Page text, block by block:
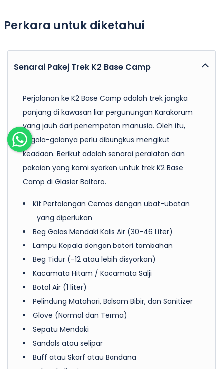
Perkara untuk diketahui
Senarai Pakej Trek K2 Base Camp
Perjalanan ke K2 Base Camp adalah trek jangka
panjang di kawasan liar pergunungan Karakorum
yang jauh dari penempatan manusia. Oleh itu,
segala-galanya perlu dibungkus mengikut
keadaan. Berikut adalah senarai peralatan dan
pakaian yang kami syorkan untuk trek K2 Base
Camp di Glasier Baltoro.
Kit Pertolongan Cemas dengan ubat-ubatan
yang diperlukan
Beg Galas Mendaki Kalis Air (30-46 Liter)
Lampu Kepala dengan bateri tambahan
Beg Tidur (-12 atau lebih disyorkan)
Kacamata Hitam / Kacamata Salji
Botol Air (1 liter)
Pelindung Matahari, Balsam Bibir, dan Sanitizer
Glove (Normal dan Terma)
Sepatu Mendaki
Sandals atau selipar
Buff atau Skarf atau Bandana